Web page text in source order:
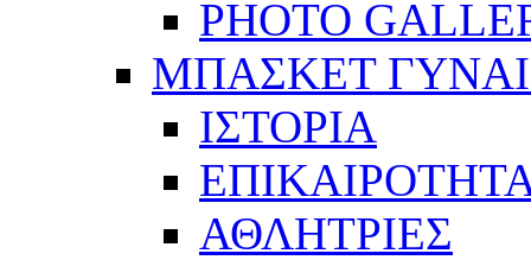
PHOTO
ΜΠΑΣΚΕΤ
ΙΣΤΟΡΙΑ
ΑΘΛΗΤΡΙΕΣ